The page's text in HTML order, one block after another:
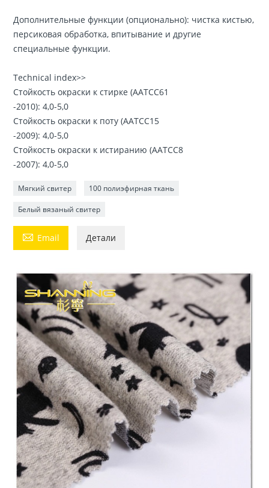
Дополнительные функции (опционально): чистка кистью,
персиковая обработка, впитывание и другие
специальные функции.
Technical index>>
Стойкость окраски к стирке (ААТСС61
-2010): 4,0-5,0
Стойкость окраски к поту (ААТСС15
-2009): 4,0-5,0
Стойкость окраски к истиранию (ААТСС8
-2007): 4,0-5,0
Мягкий свитер 100 полиэфирная ткань
Белый вязаный свитер
 Email Детали